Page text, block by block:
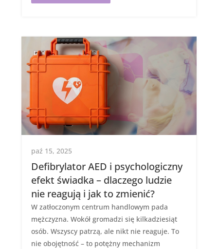
Defibrylator AED i psychologiczny
efekt świadka – dlaczego ludzie
nie reagują i jak to zmienić?
paź 15, 2025
W zatłoczonym centrum handlowym pada
mężczyzna. Wokół gromadzi się kilkadziesiąt
osób. Wszyscy patrzą, ale nikt nie reaguje. To
nie obojętność – to potężny mechanizm